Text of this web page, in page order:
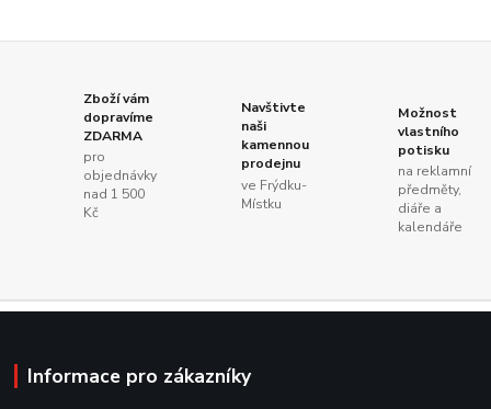
Zboží vám
dopravíme
ZDARMA
pro
objednávky
nad 1 500
Kč
Navštivte
naši
kamennou
prodejnu
ve Frýdku-
Místku
Možnost
vlastního
potisku
na reklamní
předměty,
diáře a
kalendáře
Informace pro zákazníky